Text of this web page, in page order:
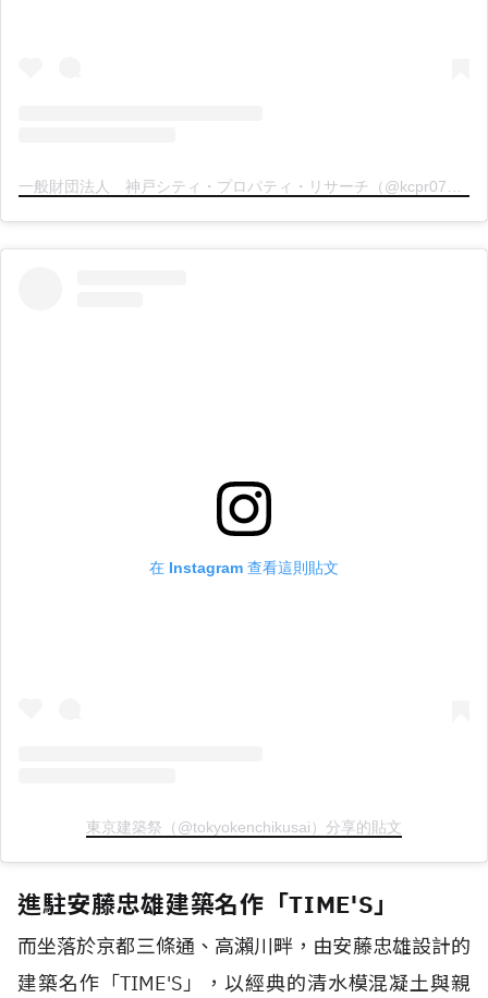
在 Instagram 查看這則貼文
東京建築祭（@tokyokenchikusai）分享的貼文
進駐安藤忠雄建築名作「TIME'S」
而坐落於京都三條通、高瀨川畔，由安藤忠雄設計的
建築名作「TIME'S」，以經典的清水模混凝土與親